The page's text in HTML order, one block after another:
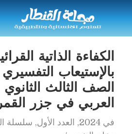
الكفاءة الذاتية
بالإستيعاب
الصف الثالث الثانوي
العربي في جزر
في 2024
, العدد الأول, سلسلة